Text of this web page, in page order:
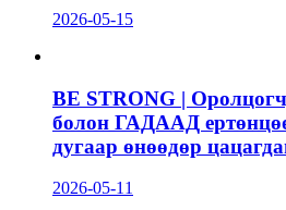
2026-05-15
BE STRONG |
болон ГАДААД
дугаар өнөөдөр
2026-05-11